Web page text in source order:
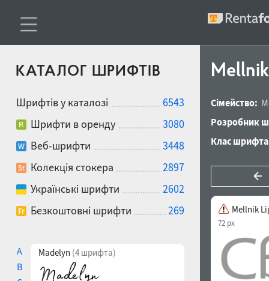
КАТАЛОГ ШРИФТІВ
Шрифтів у каталозі
6543
Шрифти в оренду
3080
Веб-шрифти
3448
Колекція стокера
2897
Українські шрифти
2602
Безкоштовні шрифти
269
A
B
Madelyn (4 шрифта)
Сімейство:
Розробник
Клас
Mellnik
72 px